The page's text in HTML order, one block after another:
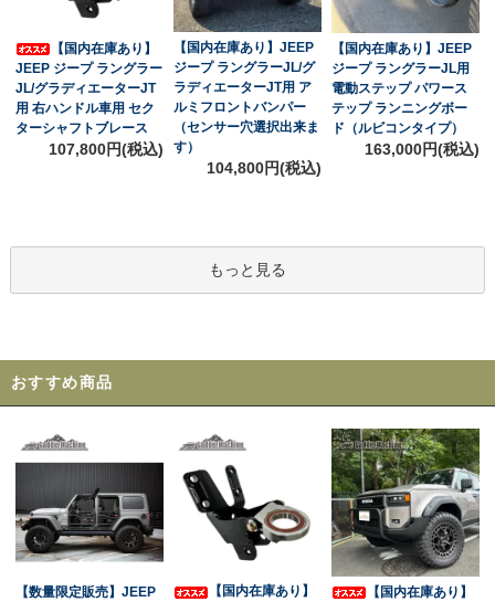
【国内在庫あり】
JEEP ジープ ラングラー
JL/グラディエーターJT
用 右ハンドル車用 セク
ターシャフトブレース
107,800円(税込)
【国内在庫あり】JEEP
ジープ ラングラーJL/グ
ラディエーターJT用 ア
ルミフロントバンパー
（センサー穴選択出来ま
す）
104,800円(税込)
【国内在庫あり】JEEP
ジープ ラングラーJL用
電動ステップ パワース
テップ ランニングボー
ド（ルビコンタイプ）
163,000円(税込)
もっと見る
おすすめ商品
【数量限定販売】JEEP
【国内在庫あり】
【国内在庫あり】